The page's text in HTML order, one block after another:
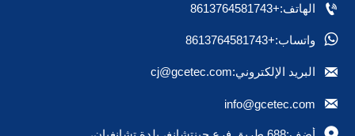
 الهاتف:+8613764581743
 واتساب:+8613764581743
 البريد الإلكتروني:cj@gcetec.com

info@gcetec.com